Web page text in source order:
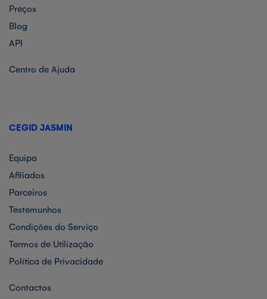
Preços
Blog
API
Centro de Ajuda
CEGID JASMIN
Equipa
Afiliados
Parceiros
Testemunhos
Condições do Serviço
Termos de Utilização
Política de Privacidade
Contactos